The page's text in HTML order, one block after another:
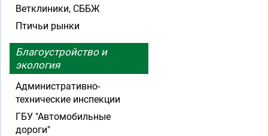
Ветклиники, СББЖ
Птичьи рынки
Благоустройство и
экология
Административно-
технические инспекции
ГБУ "Автомобильные
дороги"